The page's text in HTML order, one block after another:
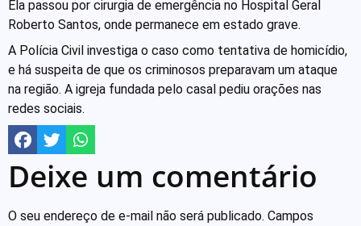
Ela passou por cirurgia de emergência no Hospital Geral
Roberto Santos, onde permanece em estado grave.
A Polícia Civil investiga o caso como tentativa de homicídio,
e há suspeita de que os criminosos preparavam um ataque
na região. A igreja fundada pelo casal pediu orações nas
redes sociais.
Deixe um comentário
O seu endereço de e-mail não será publicado. Campos